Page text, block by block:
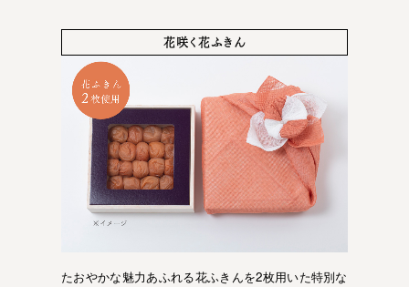
花咲く花ふきん
たおやかな魅力あふれる花ふきんを2枚用いた特別な